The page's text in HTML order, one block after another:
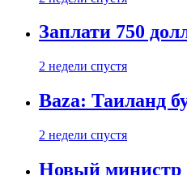
Заплати 750
2 недели спустя
Baza: Таиланд
2 недели спустя
Новый министр